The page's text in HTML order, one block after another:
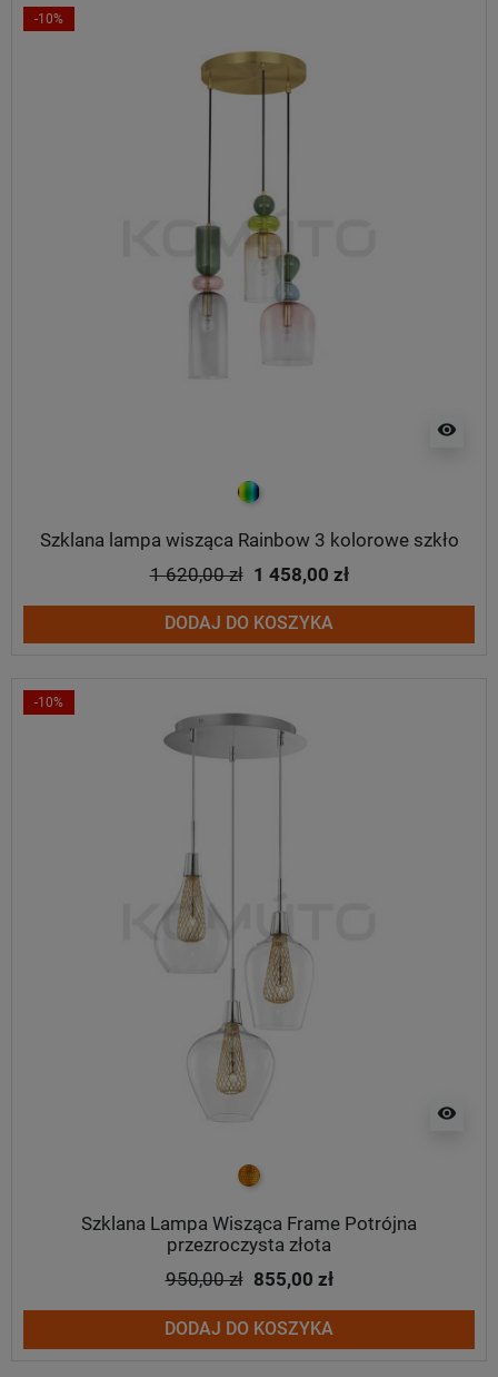
-10%
visibility
kolorowy
Szklana lampa wisząca Rainbow 3 kolorowe szkło
1 620,00 zł 1 458,00 zł
DODAJ DO KOSZYKA
-10%
visibility
złoty
Szklana Lampa Wisząca Frame Potrójna
przezroczysta złota
950,00 zł 855,00 zł
DODAJ DO KOSZYKA